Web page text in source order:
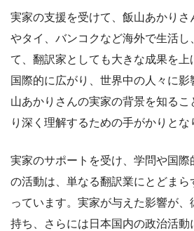
実家の支援を受けて、飯山あかりさ
やタイ、バンコクなど海外で生活し
て、翻訳家としても大きな成果を
国際的に広がり、世界中の人々に影
山あかりさんの実家の背景を知るこ
り深く理解するための手がかりとな
実家のサポートを受け、学問や国
の活動は、単なる翻訳業にとどま
っています。実家が与えた影響が
持ち、さらには日本国内の政治活動